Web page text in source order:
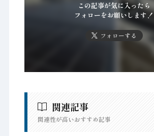
この記事が気に入ったら
フォローをお願いします！
フォローする
関連記事
関連性が高いおすすめ記事